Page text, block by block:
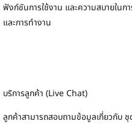
ฟังก์ชันการใช้งาน และความสบายในก
และการทำงาน
บริการลูกค้า (Live Chat)
ลูกค้าสามารถสอบถามข้อมูลเกี่ยวกับ